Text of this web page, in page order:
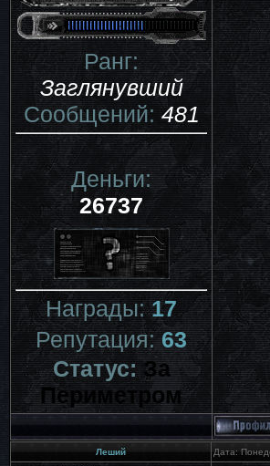
Ранг:
Заглянувший
Сообщений:481
Деньги:
26737
Награды:17
Репутация:63
Статус:За
Периметром
Леший Дата: